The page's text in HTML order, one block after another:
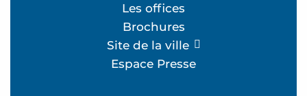
Les offices
Brochures
Site de la ville
Espace Presse